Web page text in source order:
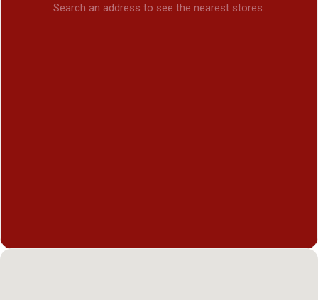
Search an address to see the nearest stores.